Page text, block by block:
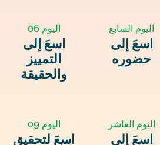
اليوم 06
اسعَ إلى
التمييز
والحقيقة
اليوم السابع
اسعَ إلى
حضوره
اليوم 09
اسعَ لتحقيق
اليوم العاشر
اسعَ إلى